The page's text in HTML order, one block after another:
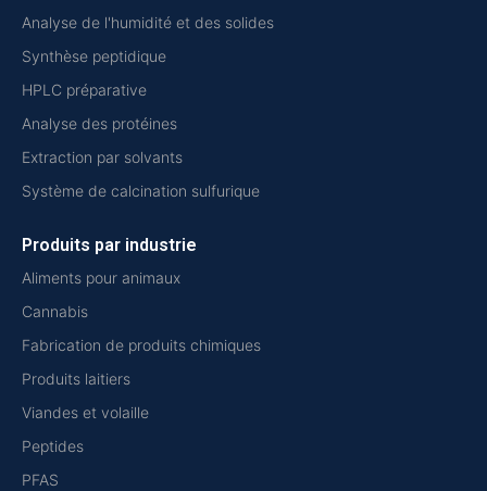
Analyse de l'humidité et des solides
Synthèse peptidique
HPLC préparative
Analyse des protéines
Extraction par solvants
Système de calcination sulfurique
Produits par industrie
Aliments pour animaux
Cannabis
Fabrication de produits chimiques
Produits laitiers
Viandes et volaille
Peptides
PFAS